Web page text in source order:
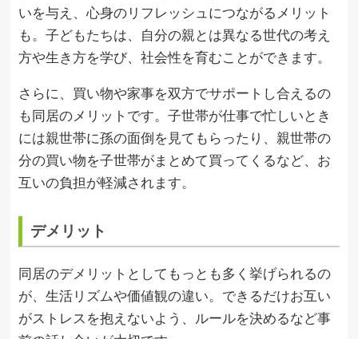
いを与え、心身のリフレッシュにつながるメリット
も。子どもたちは、自分の親とは異なる世代の考え
方や生き方を学び、社会性を育むことができます。
さらに、買い物や家事を双方でサポートし合えるの
も同居のメリットです。子世帯が仕事で忙しいとき
には親世帯に孫の面倒を見てもらったり、親世帯の
分の買い物を子世帯がまとめて買ってくるなど、お
互いの負担が軽減されます。
デメリット
同居のデメリットとしてもっとも多く挙げられるの
が、生活リズムや価値観の違い。できるだけお互い
がストレスを抱えないよう、ルールを決めるなど事